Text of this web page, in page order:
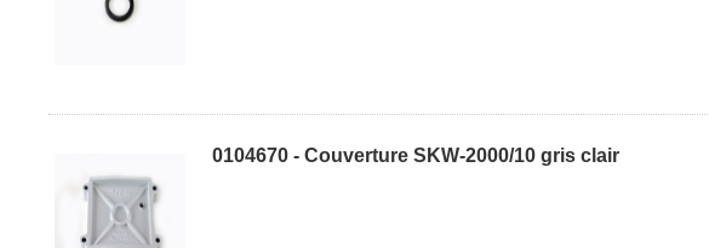
0104670 - Couverture SKW-2000/10 gris clair